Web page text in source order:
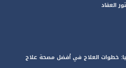
العقاد
خطوات العلاج في أفضل مصحة علاج